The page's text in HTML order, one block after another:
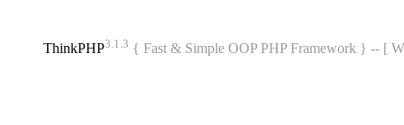
ThinkPHP3.1.3 { Fast & Simple OOP PHP Framework } -- [